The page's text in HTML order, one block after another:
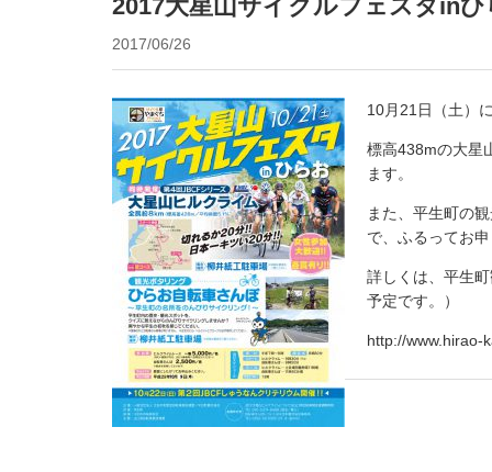
2017大星山サイクルフェスタinひ
2017/06/26
10月 21 日（土）
標高438mの大星
ます。
また、平生町の
で、ふるってお
詳しくは、平生
予定です。）
http://www.hirao-